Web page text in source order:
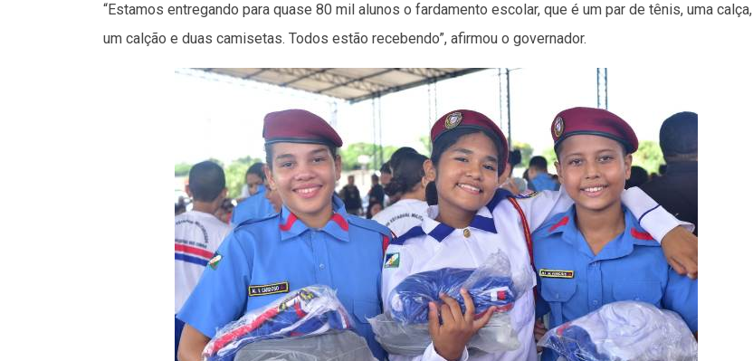
“Estamos entregando para quase 80 mil alunos o fardamento escolar, que é um par de tênis, uma calça,
um calção e duas camisetas. Todos estão recebendo”, afirmou o governador.